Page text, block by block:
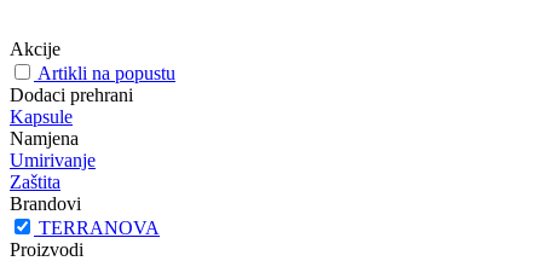
Akcije
Artikli na popustu
Dodaci prehrani
Kapsule
Namjena
Umirivanje
Zaštita
Brandovi
TERRANOVA
Proizvodi